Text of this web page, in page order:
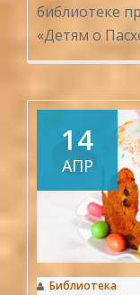
библиотеке
«Детям о
14
АПР
Библиотека